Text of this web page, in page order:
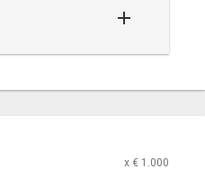
x € 1.000